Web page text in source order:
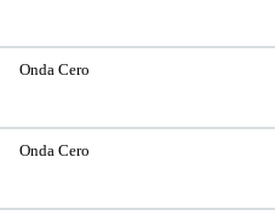
Onda Cero
Onda Cero